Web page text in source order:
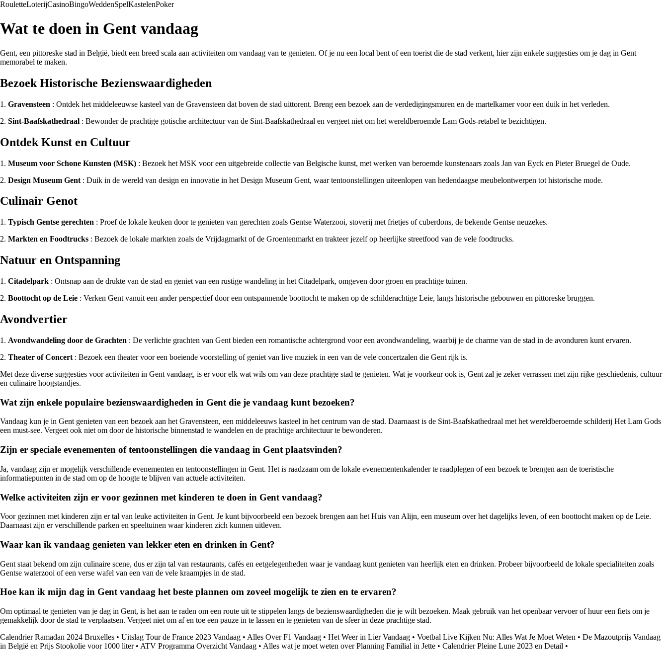
RouletteLoterijCasinoBingoWeddenSpelKastelenPoker
Wat te doen in Gent vandaag
Gent, een pittoreske stad in België, biedt een breed scala aan activiteiten om vandaag van te genieten. Of je nu een local bent of een toerist die de stad verkent, hier zijn enkele suggesties om je dag in Gent
memorabel te maken.
Bezoek Historische Bezienswaardigheden
1. Gravensteen : Ontdek het middeleeuwse kasteel van de Gravensteen dat boven de stad uittorent. Breng een bezoek aan de verdedigingsmuren en de martelkamer voor een duik in het verleden.
2. Sint-Baafskathedraal : Bewonder de prachtige gotische architectuur van de Sint-Baafskathedraal en vergeet niet om het wereldberoemde Lam Gods-retabel te bezichtigen.
Ontdek Kunst en Cultuur
1. Museum voor Schone Kunsten (MSK) : Bezoek het MSK voor een uitgebreide collectie van Belgische kunst, met werken van beroemde kunstenaars zoals Jan van Eyck en Pieter Bruegel de Oude.
2. Design Museum Gent : Duik in de wereld van design en innovatie in het Design Museum Gent, waar tentoonstellingen uiteenlopen van hedendaagse meubelontwerpen tot historische mode.
Culinair Genot
1. Typisch Gentse gerechten : Proef de lokale keuken door te genieten van gerechten zoals Gentse Waterzooi, stoverij met frietjes of cuberdons, de bekende Gentse neuzekes.
2. Markten en Foodtrucks : Bezoek de lokale markten zoals de Vrijdagmarkt of de Groentenmarkt en trakteer jezelf op heerlijke streetfood van de vele foodtrucks.
Natuur en Ontspanning
1. Citadelpark : Ontsnap aan de drukte van de stad en geniet van een rustige wandeling in het Citadelpark, omgeven door groen en prachtige tuinen.
2. Boottocht op de Leie : Verken Gent vanuit een ander perspectief door een ontspannende boottocht te maken op de schilderachtige Leie, langs historische gebouwen en pittoreske bruggen.
Avondvertier
1. Avondwandeling door de Grachten : De verlichte grachten van Gent bieden een romantische achtergrond voor een avondwandeling, waarbij je de charme van de stad in de avonduren kunt ervaren.
2. Theater of Concert : Bezoek een theater voor een boeiende voorstelling of geniet van live muziek in een van de vele concertzalen die Gent rijk is.
Met deze diverse suggesties voor activiteiten in Gent vandaag, is er voor elk wat wils om van deze prachtige stad te genieten. Wat je voorkeur ook is, Gent zal je zeker verrassen met zijn rijke geschiedenis, cultuur
en culinaire hoogstandjes.
Wat zijn enkele populaire bezienswaardigheden in Gent die je vandaag kunt bezoeken?
Vandaag kun je in Gent genieten van een bezoek aan het Gravensteen, een middeleeuws kasteel in het centrum van de stad. Daarnaast is de Sint-Baafskathedraal met het wereldberoemde schilderij Het Lam Gods
een must-see. Vergeet ook niet om door de historische binnenstad te wandelen en de prachtige architectuur te bewonderen.
Zijn er speciale evenementen of tentoonstellingen die vandaag in Gent plaatsvinden?
Ja, vandaag zijn er mogelijk verschillende evenementen en tentoonstellingen in Gent. Het is raadzaam om de lokale evenementenkalender te raadplegen of een bezoek te brengen aan de toeristische
informatiepunten in de stad om op de hoogte te blijven van actuele activiteiten.
Welke activiteiten zijn er voor gezinnen met kinderen te doen in Gent vandaag?
Voor gezinnen met kinderen zijn er tal van leuke activiteiten in Gent. Je kunt bijvoorbeeld een bezoek brengen aan het Huis van Alijn, een museum over het dagelijks leven, of een boottocht maken op de Leie.
Daarnaast zijn er verschillende parken en speeltuinen waar kinderen zich kunnen uitleven.
Waar kan ik vandaag genieten van lekker eten en drinken in Gent?
Gent staat bekend om zijn culinaire scene, dus er zijn tal van restaurants, cafés en eetgelegenheden waar je vandaag kunt genieten van heerlijk eten en drinken. Probeer bijvoorbeeld de lokale specialiteiten zoals
Gentse waterzooi of een verse wafel van een van de vele kraampjes in de stad.
Hoe kan ik mijn dag in Gent vandaag het beste plannen om zoveel mogelijk te zien en te ervaren?
Om optimaal te genieten van je dag in Gent, is het aan te raden om een route uit te stippelen langs de bezienswaardigheden die je wilt bezoeken. Maak gebruik van het openbaar vervoer of huur een fiets om je
gemakkelijk door de stad te verplaatsen. Vergeet niet om af en toe een pauze in te lassen en te genieten van de sfeer in deze prachtige stad.
Calendrier Ramadan 2024 Bruxelles • Uitslag Tour de France 2023 Vandaag • Alles Over F1 Vandaag • Het Weer in Lier Vandaag • Voetbal Live Kijken Nu: Alles Wat Je Moet Weten • De Mazoutprijs Vandaag
in België en Prijs Stookolie voor 1000 liter• ATV Programma Overzicht Vandaag • Alles wat je moet weten over Planning Familial in Jette • Calendrier Pleine Lune 2023 en Detail •